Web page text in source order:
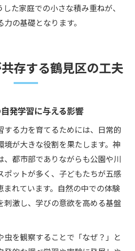
た家庭での小さな積み重ねが、
の基礎となります。
存する鶴見区の工夫
発学習に与える影響
する力を育てるためには、日常的
境が大きな役割を果たします。神
、都市部でありながらも公園や川
ポットが多く、子どもたちが五感
まれています。自然の中での体験
刺激し、学びの意欲を高める基盤
虫を観察することで「なぜ？」と